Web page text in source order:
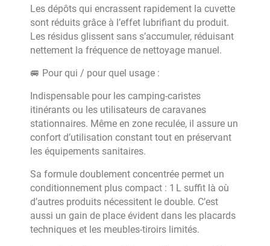
Les dépôts qui encrassent rapidement la cuvette
sont réduits grâce à l’effet lubrifiant du produit.
Les résidus glissent sans s’accumuler, réduisant
nettement la fréquence de nettoyage manuel.
🚐 Pour qui / pour quel usage :
Indispensable pour les camping-caristes
itinérants ou les utilisateurs de caravanes
stationnaires. Même en zone reculée, il assure un
confort d’utilisation constant tout en préservant
les équipements sanitaires.
Sa formule doublement concentrée permet un
conditionnement plus compact : 1 L suffit là où
d’autres produits nécessitent le double. C’est
aussi un gain de place évident dans les placards
techniques et les meubles-tiroirs limités.